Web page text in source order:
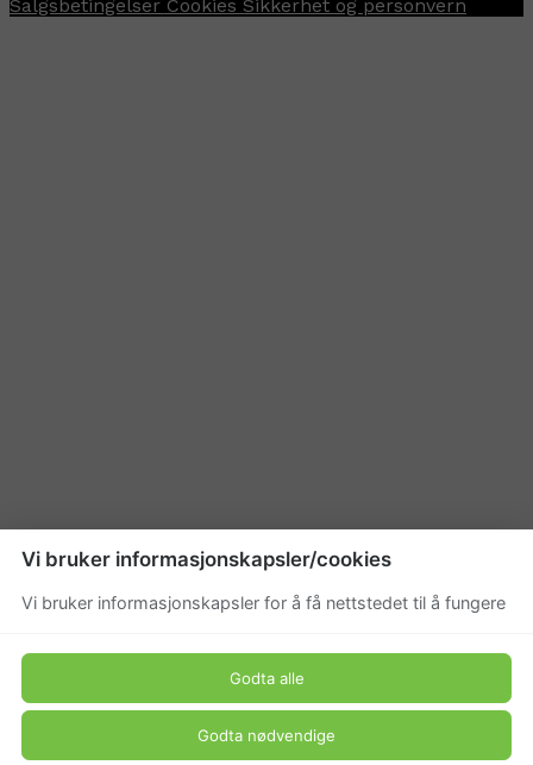
Salgsbetingelser Cookies Sikkerhet og personvern
Vi bruker informasjonskapsler/cookies
Vi bruker informasjonskapsler for å få nettstedet til å fungere
Godta alle
Godta nødvendige